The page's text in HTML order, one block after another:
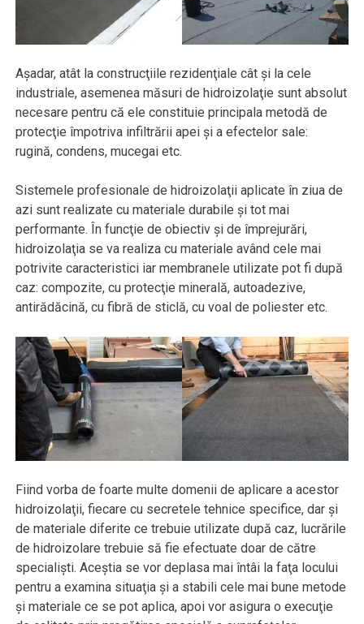
Aşadar, atât la construcţiile rezidenţiale cât şi la cele
industriale, asemenea măsuri de hidroizolaţie sunt absolut
necesare pentru că ele constituie principala metodă de
protecţie împotriva infiltrării apei şi a efectelor sale:
rugină, condens, mucegai etc.
Sistemele profesionale de hidroizolaţii aplicate în ziua de
azi sunt realizate cu materiale durabile şi tot mai
performante. În funcţie de obiectiv şi de împrejurări,
hidroizolaţia se va realiza cu materiale având cele mai
potrivite caracteristici iar membranele utilizate pot fi după
caz: compozite, cu protecţie minerală, autoadezive,
antirădăcină, cu fibră de sticlă, cu voal de poliester etc.
Fiind vorba de foarte multe domenii de aplicare a acestor
hidroizolaţii, fiecare cu secretele tehnice specifice, dar şi
de materiale diferite ce trebuie utilizate după caz, lucrările
de hidroizolare trebuie să fie efectuate doar de către
specialişti. Aceştia se vor deplasa mai întâi la faţa locului
pentru a examina situaţia şi a stabili cele mai bune metode
şi materiale ce se pot aplica, apoi vor asigura o execuţie